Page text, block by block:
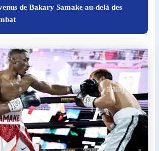
de Bakary Samake au-delà des